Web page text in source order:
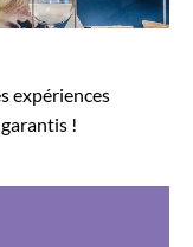
expériences
!